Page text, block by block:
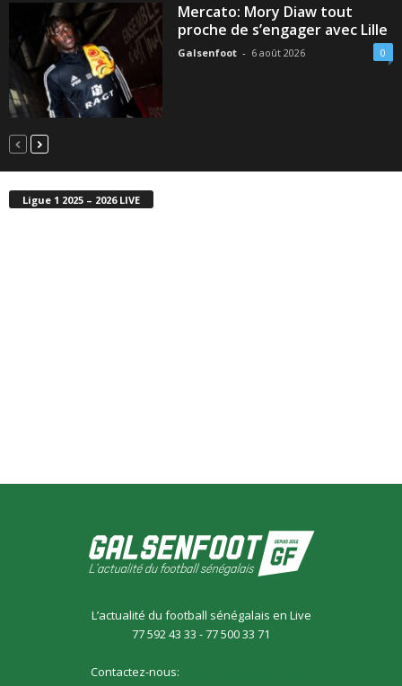
Mercato: Mory Diaw tout
proche de s’engager avec Lille
Galsenfoot - 6 août 2026 0
Ligue 1 2025 – 2026 LIVE
L’actualité du football sénégalais en Live
77 592 43 33 - 77 500 33 71
Contactez-nous: